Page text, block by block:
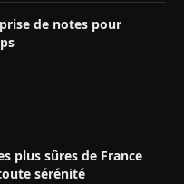
de notes pour
plus sûres de France
sérénité